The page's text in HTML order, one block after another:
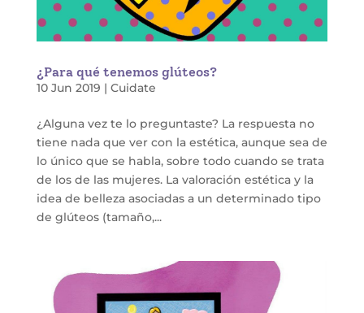
¿Para qué tenemos glúteos?
10 Jun 2019 | Cuidate
¿Alguna vez te lo preguntaste? La respuesta no
tiene nada que ver con la estética, aunque sea de
lo único que se habla, sobre todo cuando se trata
de los de las mujeres. La valoración estética y la
idea de belleza asociadas a un determinado tipo
de glúteos (tamaño,...